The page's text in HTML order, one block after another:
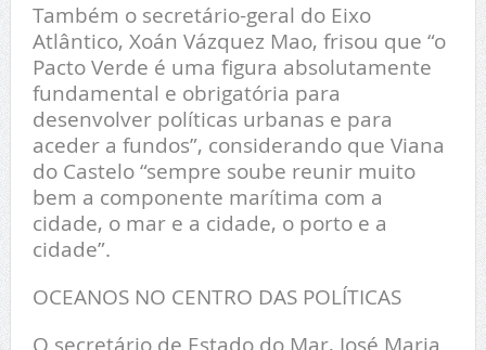
Também o secretário-geral do Eixo
Atlântico, Xoán Vázquez Mao, frisou que “o
Pacto Verde é uma figura absolutamente
fundamental e obrigatória para
desenvolver políticas urbanas e para
aceder a fundos”, considerando que Viana
do Castelo “sempre soube reunir muito
bem a componente marítima com a
cidade, o mar e a cidade, o porto e a
cidade”.
OCEANOS NO CENTRO DAS POLÍTICAS
O secretário de Estado do Mar, José Maria